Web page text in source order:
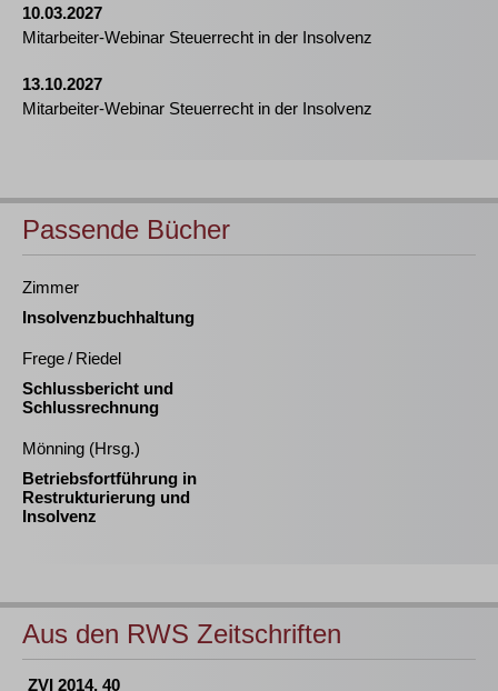
10.03.2027
Mitarbeiter-Webinar Steuerrecht in der Insolvenz
13.10.2027
Mitarbeiter-Webinar Steuerrecht in der Insolvenz
Passende Bücher
Zimmer
Insolvenzbuchhaltung
Frege / Riedel
Schlussbericht und
Schlussrechnung
Mönning (Hrsg.)
Betriebsfortführung in
Restrukturierung und
Insolvenz
Aus den RWS Zeitschriften
ZVI 2014, 40